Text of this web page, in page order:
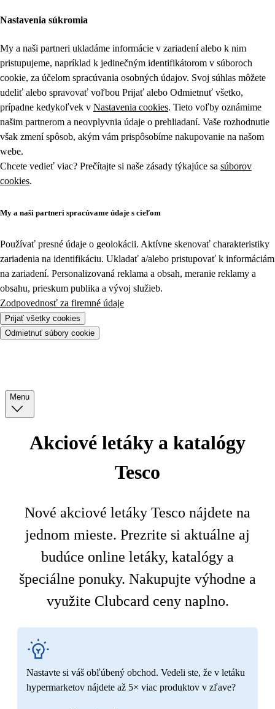
Nastavenia súkromia
My a naši partneri ukladáme informácie v zariadení alebo k nim
pristupujeme, napríklad k jedinečným identifikátorom v súboroch
cookie, za účelom spracúvania osobných údajov. Svoj súhlas môžete
udeliť alebo spravovať voľbou Prijať alebo Odmietnuť všetko,
prípadne kedykoľvek v Nastavenia cookies. Tieto voľby oznámime
našim partnerom a neovplyvnia údaje o prehliadaní. Vaše rozhodnutie
však zmení spôsob, akým vám prispôsobíme nakupovanie na našom
webe.
Chcete vedieť viac? Prečítajte si naše zásady týkajúce sa súborov
cookies.
My a naši partneri spracúvame údaje s cieľom
Používať presné údaje o geolokácii. Aktívne skenovať charakteristiky
zariadenia na identifikáciu. Ukladať a/alebo pristupovať k informáciám
na zariadení. Personalizovaná reklama a obsah, meranie reklamy a
obsahu, prieskum publika a vývoj služieb.
Zodpovednosť za firemné údaje
Prijať všetky cookies
Odmietnuť súbory cookie
Menu
Akciové letáky a katalógy
Tesco
Nové akciové letáky Tesco nájdete na
jednom mieste. Prezrite si aktuálne aj
budúce online letáky, katalógy a
špeciálne ponuky. Nakupujte výhodne a
využite Clubcard ceny naplno.
Nastavte si váš obľúbený obchod. Vedeli ste, že v letáku
hypermarketov nájdete až 5× viac produktov v zľave?